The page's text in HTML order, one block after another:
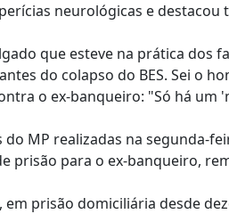
neurológicas e
que esteve na prática dos
do colapso do BES. Sei o
o ex-banqueiro: "Só há um
do MP realizadas na segunda-
prisão para o ex-banqueiro,
em prisão domiciliária desde